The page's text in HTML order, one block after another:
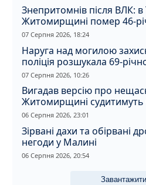
Знепритомнів після ВЛК:
Житомирщині помер 46-
07 Серпня 2026, 18:24
Наруга над могилою
поліція розшукала 69-
07 Серпня 2026, 10:26
Вигадав версію про
Житомирщині судитимуть
вбивство співмешканки
06 Серпня 2026, 23:01
Зірвані дахи та обірвані
негоди у Малині
06 Серпня 2026, 20:54